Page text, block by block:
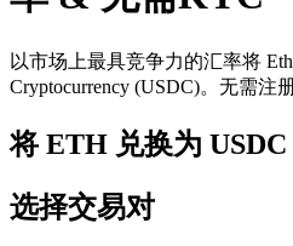
以市场上最具竞争力的汇率将
Cryptocurrency (USDC)。无需注
将 ETH 兑换为 USDC
选择交易对